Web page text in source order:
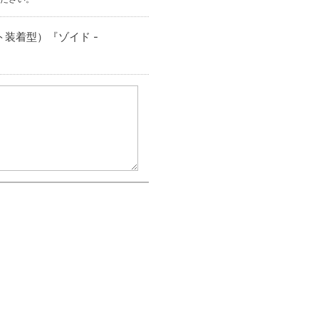
装着型）『ゾイド -